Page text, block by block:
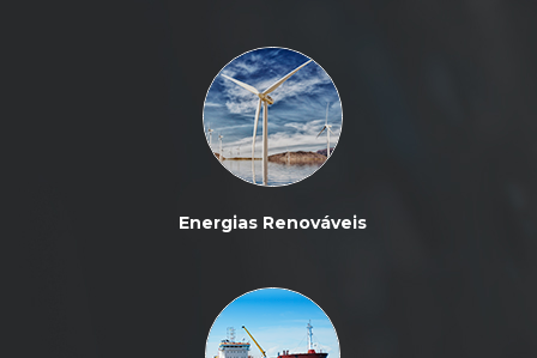
Energias Renováveis